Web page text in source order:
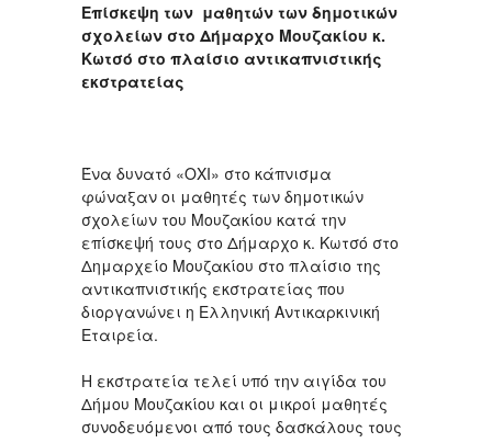
Επίσκεψη των μαθητών των δημοτικών
σχολείων στο Δήμαρχο Μουζακίου κ.
Κωτσό στο πλαίσιο αντικαπνιστικής
εκστρατείας
Ένα δυνατό «ΟΧΙ» στο κάπνισμα
φώναξαν οι μαθητές των δημοτικών
σχολείων του Μουζακίου κατά την
επίσκεψή τους στο Δήμαρχο κ. Κωτσό στο
Δημαρχείο Μουζακίου στο πλαίσιο της
αντικαπνιστικής εκστρατείας που
διοργανώνει η Ελληνική Αντικαρκινική
Εταιρεία.
Η εκστρατεία τελεί υπό την αιγίδα του
Δήμου Μουζακίου και οι μικροί μαθητές
συνοδευόμενοι από τους δασκάλους τους